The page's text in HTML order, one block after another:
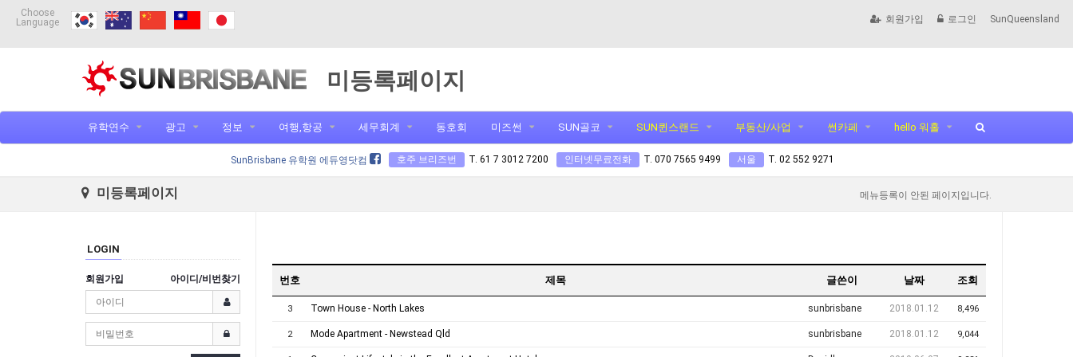
Choose
Language
회원가입 로그인 SunQueensland
미등록페이지
유학연수 광고 정보 여행,항공 세무회계 동호회 미즈썬 SUN골코 SUN퀸스랜드 부동산/사업 썬카페 hello 워홀
SunBrisbane 유학원 에듀영닷컴 호주 브리즈번 T. 61 7 3012 7200 인터넷무료전화 T. 070 7565 9499 서울 T. 02 552 9271
미등록페이지 메뉴등록이 안된 페이지입니다.
LOGIN
회원가입 아이디/비번찾기 번호 제목 글쓴이 날짜 조회
3 Town House - North Lakes sunbrisbane 2018.01.12 8,496
2 Mode Apartment - Newstead Qld sunbrisbane 2018.01.12 9,044